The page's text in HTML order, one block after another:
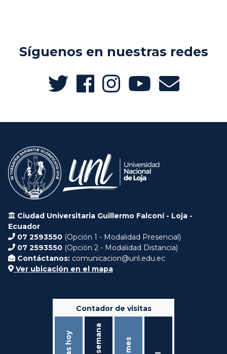
Síguenos en nuestras redes
Ciudad Universitaria Guillermo Falconí - Loja -
Ecuador
07 2593550 (Opción 1 - Modalidad Presencial)
07 2593550 (Opción 2 - Modalidad Distancia)
Contáctanos: comunicacion@unl.edu.ec
Ver ubicación en el mapa
Contador de visitas